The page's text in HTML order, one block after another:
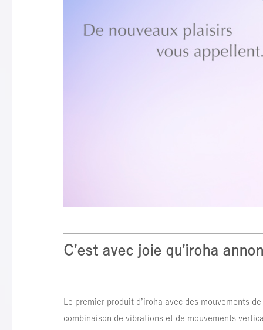
C’est avec joie qu’iroha
Le premier produit d’iroha avec des mouvements
combinaison de vibrations et de mouvements